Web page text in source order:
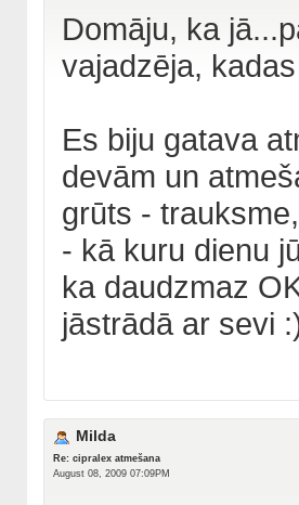
Domāju, ka
vajadzēja,
Es biju gatava
devām un
grūts -
- kā kuru dienu
ka daudzmaz
jāstrādā ar sevi
Milda
Re: cipralex atmešana
August 08, 2009 07:09PM